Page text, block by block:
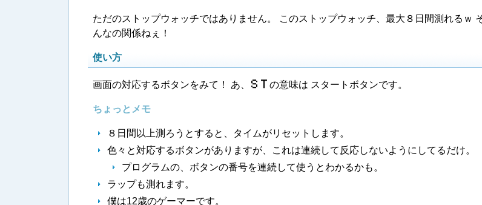
ただのストップウォッチではありません。 このストップウォッチ、最大８日間測れるｗ
んなの関係ねぇ！
使い方
画面の対応するボタンをみて！ あ、 Ｓ​Ｔ の意味は スタートボタンです。
ちょっとメモ
８日間以上測ろうとすると、タイムがリセットします。
色々と対応するボタンがありますが、これは連続して反応しないようにしてるだけ。
プログラムの、ボタンの番号を連続して使うとわかるかも。
ラップも測れます。
僕は12歳のゲーマーです。